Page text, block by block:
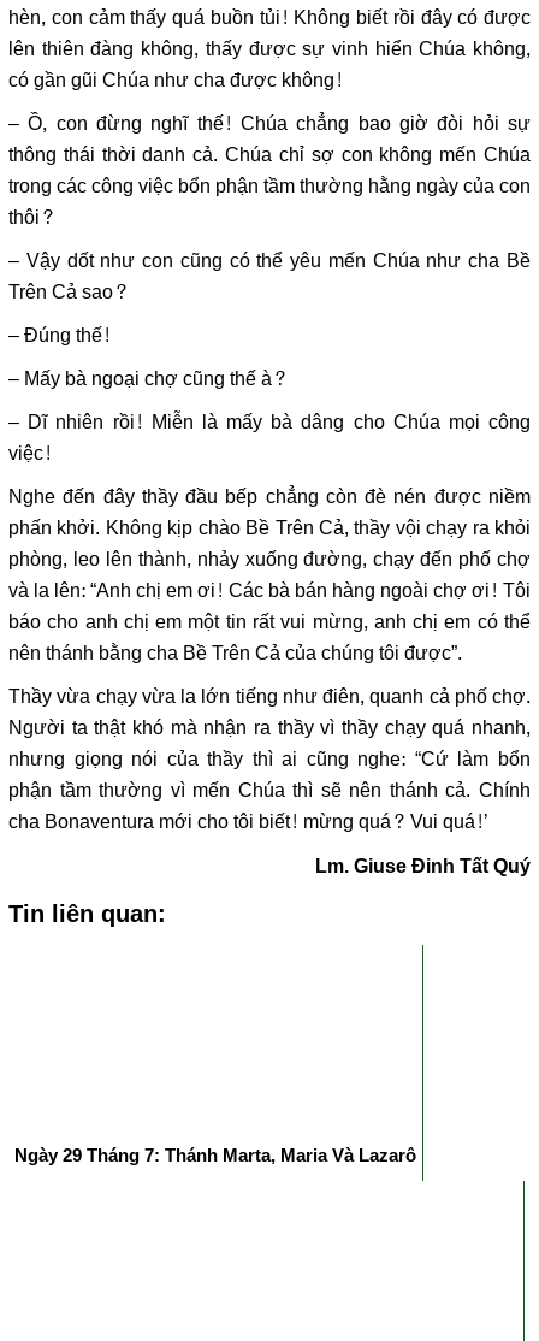
hèn, con cảm thấy quá buồn tủi! Không biết rồi đây có được
lên thiên đàng không, thấy được sự vinh hiển Chúa không,
có gần gũi Chúa như cha được không!
– Ồ, con đừng nghĩ thế! Chúa chẳng bao giờ đòi hỏi sự
thông thái thời danh cả. Chúa chỉ sợ con không mến Chúa
trong các công việc bổn phận tầm thường hằng ngày của con
thôi?
– Vậy dốt như con cũng có thể yêu mến Chúa như cha Bề
Trên Cả sao?
– Đúng thế!
– Mấy bà ngoại chợ cũng thế à?
– Dĩ nhiên rồi! Miễn là mấy bà dâng cho Chúa mọi công
việc!
Nghe đến đây thầy đầu bếp chẳng còn đè nén được niềm
phấn khởi. Không kịp chào Bề Trên Cả, thầy vội chạy ra khỏi
phòng, leo lên thành, nhảy xuống đường, chạy đến phố chợ
và la lên: “Anh chị em ơi! Các bà bán hàng ngoài chợ ơi! Tôi
báo cho anh chị em một tin rất vui mừng, anh chị em có thể
nên thánh bằng cha Bề Trên Cả của chúng tôi được”.
Thầy vừa chạy vừa la lớn tiếng như điên, quanh cả phố chợ.
Người ta thật khó mà nhận ra thầy vì thầy chạy quá nhanh,
nhưng giọng nói của thầy thì ai cũng nghe: “Cứ làm bổn
phận tầm thường vì mến Chúa thì sẽ nên thánh cả. Chính
cha Bonaventura mới cho tôi biết! mừng quá? Vui quá!’
Lm. Giuse Đinh Tất Quý
Tin liên quan:
Ngày 29 Tháng 7: Thánh Marta, Maria Và Lazarô